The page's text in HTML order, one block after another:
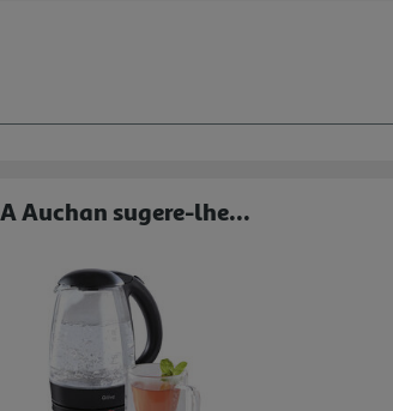
A Auchan sugere-lhe...